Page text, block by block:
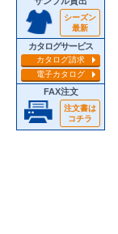
シーズン
最新
カタログサービス
カタログ請求
電子カタログ
FAX注文
注文書は
コチラ